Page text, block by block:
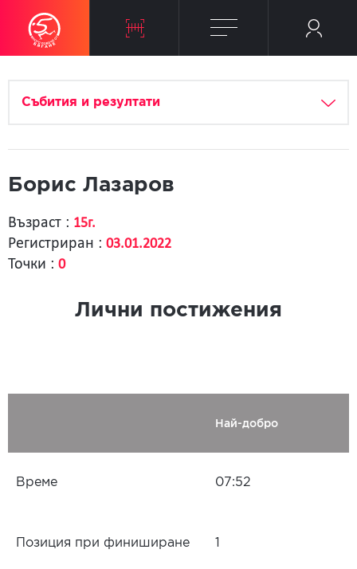
Събития и резултати
Борис Лазаров
Възраст : 15г.
Регистриран : 03.01.2022
Точки : 0
Лични постижения
Най-добро
Време 07:52
Позиция при финиширане